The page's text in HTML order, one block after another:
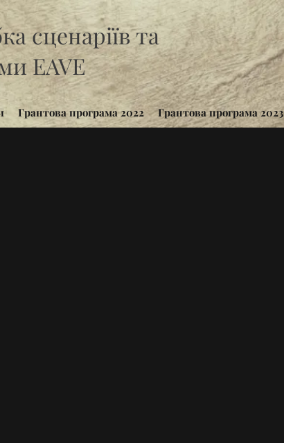
сценаріїв та
EAVE
Грантова програма 2022 Грантова програма 2023